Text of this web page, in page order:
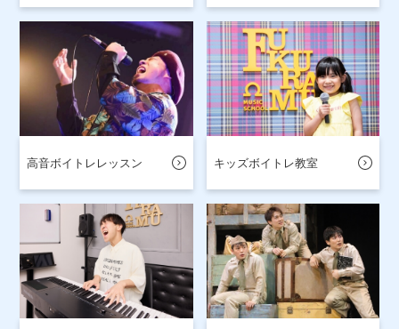
高音ボイトレレッスン キッズボイトレ教室